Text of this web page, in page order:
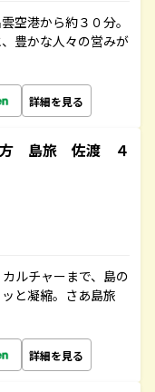
空港から約３０分。
豊かな人々の営みが
詳細を見る
方 島旅 佐渡 ４
ルチャーまで、島の
と凝縮。さあ島旅
詳細を見る